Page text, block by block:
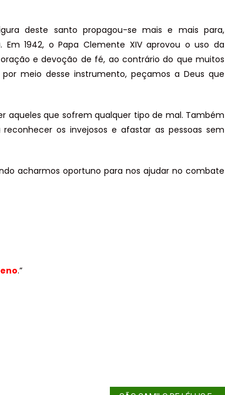
deste santo propagou-se mais e mais para,
1942, o Papa Clemente XIV aprovou o uso da
e devoção de fé, ao contrário do que muitos
meio desse instrumento, peçamos a Deus que
aqueles que sofrem qualquer tipo de mal. Também
os invejosos e afastar as pessoas sem
acharmos oportuno para nos ajudar no combate
.”